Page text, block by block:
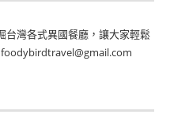
台灣各式異國餐廳，讓大家輕鬆